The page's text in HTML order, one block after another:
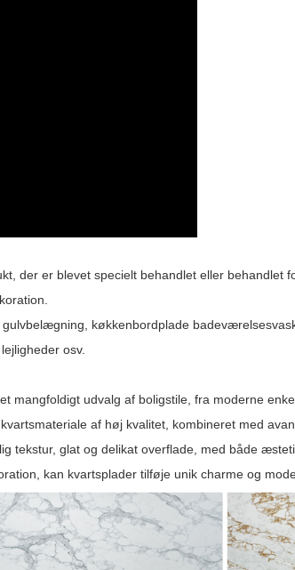
der er blevet specielt behandlet eller behandlet
køkkenbordplade
osv.
mangfoldigt udvalg af boligstile, fra moderne
af høj kvalitet, kombineret med
tekstur, glat og delikat overflade, med både
kan kvartsplader tilføje unik charme og